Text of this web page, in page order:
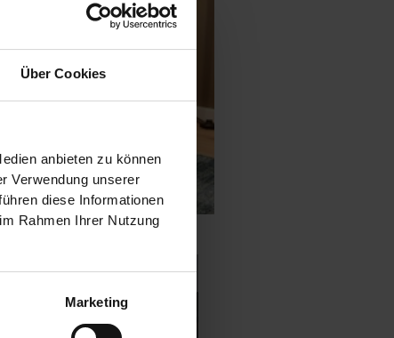
Über Cookies
anbieten zu können
Verwendung unserer
diese Informationen
Rahmen Ihrer Nutzung
Marketing